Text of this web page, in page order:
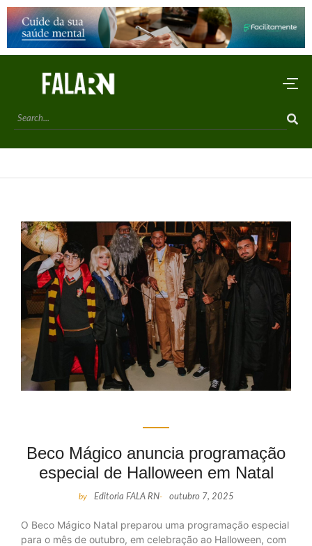
Beco Mágico anuncia programação
especial de Halloween em Natal
by Editoria FALA RN- outubro 7, 2025
O Beco Mágico Natal preparou uma programação especial
para o mês de outubro, em celebração ao Halloween, com